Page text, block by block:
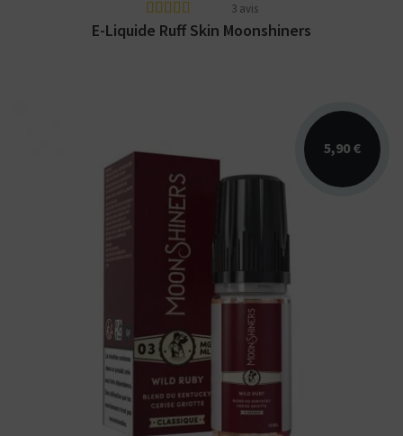
3 avis
E-Liquide Ruff Skin Moonshiners
5,90 €
Arômes : blend du Kentucky, cerise griotte.
E-liquide Bootleg Series Moonshiners